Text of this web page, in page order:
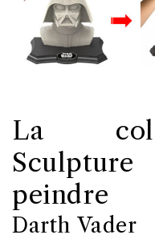
La
peindre
Darth Vader